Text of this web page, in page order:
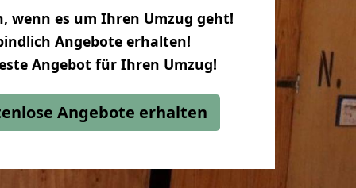
wenn es um Ihren Umzug geht!
Angebote erhalten!
Angebot für Ihren Umzug!
Angebote erhalten